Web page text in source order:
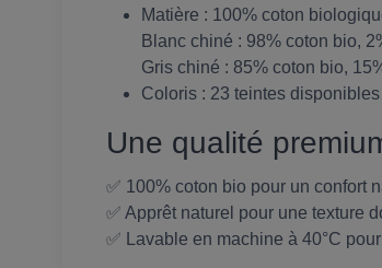
Matière : 100% coton
Blanc chiné : 98% coton bio,
Gris chiné : 85% coton bio,
Coloris : 23 teintes disponibles
Une qualité
✅ 100% coton bio pour un confort
✅ Apprêt naturel pour une texture
✅ Lavable en machine à 40°C